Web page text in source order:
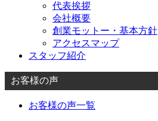
代表挨拶
会社概要
創業モットー・基本方針
アクセスマップ
スタッフ紹介
お客様の声
お客様の声一覧